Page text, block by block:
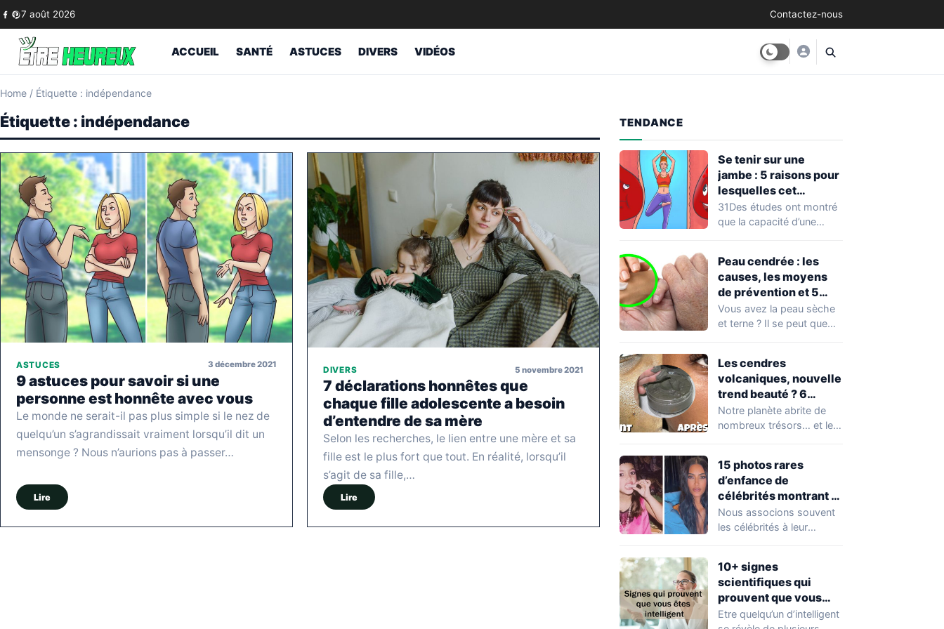
Skip to content
7 août 2026 Contactez-nous
ACCUEIL SANTÉ ASTUCES DIVERS VIDÉOS
Home / Étiquette : indépendance
Étiquette : indépendance
ASTUCES 3 décembre 2021
9 astuces pour savoir si une
personne est honnête avec vous
Le monde ne serait-il pas plus simple si le nez de
quelqu’un s’agrandissait vraiment lorsqu’il dit un
mensonge ? Nous n’aurions pas à passer…
Lire
DIVERS 5 novembre 2021
7 déclarations honnêtes que
chaque fille adolescente a besoin
d’entendre de sa mère
Selon les recherches, le lien entre une mère et sa
fille est le plus fort que tout. En réalité, lorsqu’il
s’agit de sa fille,…
Lire
TENDANCE
Se tenir sur une
jambe : 5 raisons pour
lesquelles cet
exercice équivaut à
une véritable séance
31Des études ont montré
que la capacité d’une
Peau cendrée : les
causes, les moyens
de prévention et 5
façons de la traiter
Vous avez la peau sèche
et terne ? Il se peut que
Les cendres
volcaniques, nouvelle
trend beauté ? 6
avantages pour la
peau à connaître
Notre planète abrite de
nombreux trésors… et les
15 photos rares
d’enfance de
célébrités montrant à
quel point elles ont
changé au fil du temps
Nous associons souvent
les célébrités à leur
10+ signes
scientifiques qui
prouvent que vous
êtes plus intelligent
Etre quelqu’un d’intelligent